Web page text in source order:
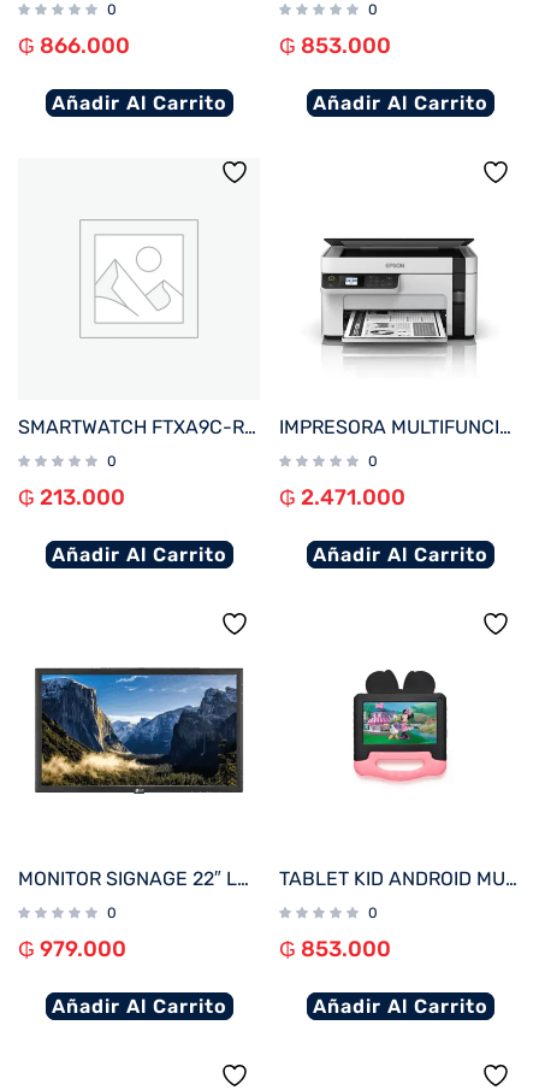
0
₲ 866.000
Añadir Al Carrito
0
₲ 853.000
Añadir Al Carrito
SMARTWATCH FTXA9C-RR 46MM ROJO ANDROID/IOS/BT/FREC. CARD
0
₲ 213.000
Añadir Al Carrito
IMPRESORA MULTIFUNCIONAL EPSON M2120 ECOTANK IMP/COP/SCA/WIFI/USB/BIVOLT
0
₲ 2.471.000
Añadir Al Carrito
MONITOR SIGNAGE 22″ LG 22SM3B FHD/USB/HDMI
0
₲ 979.000
Añadir Al Carrito
TABLET KID ANDROID MULTILASER NB414 QC/64GB/4G/7″/ROSA MINNIE DISNEY
0
₲ 853.000
Añadir Al Carrito